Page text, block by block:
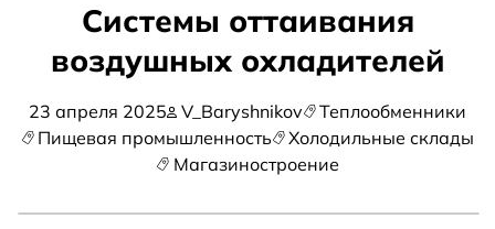
Системы оттаивания
воздушных охладителей
23 апреля 2025 V_Baryshnikov
Теплообменники
Пищевая промышленность
Холодильные склады
Магазиностроение